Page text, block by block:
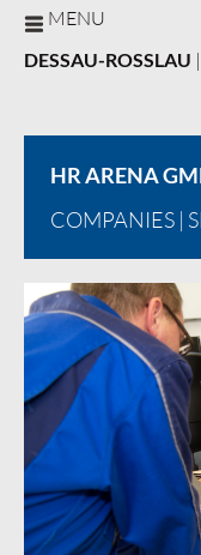
MENU
DESSAU-ROSSLAU
HR ARENA
COMPANIES |